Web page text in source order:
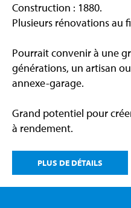
Construction : 1880.
Plusieurs rénovations au
Pourrait convenir à une
générations, un artisan
annexe-garage.
Grand potentiel pour
à rendement.
PLUS DE DÉTAILS